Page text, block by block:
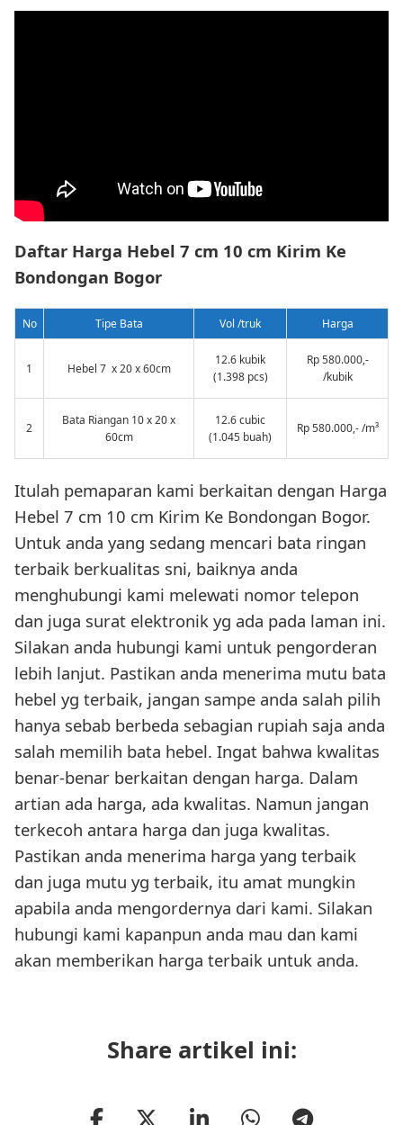
Daftar Harga Hebel 7 cm 10 cm Kirim Ke
Bondongan Bogor
No Tipe Bata Vol /truk Harga
1 Hebel 7 x 20 x 60cm
12.6 kubik
(1.398 pcs)
Rp 580.000,-
/kubik
2
Bata Riangan 10 x 20 x
60cm
12.6 cubic
(1.045 buah)
Rp 580.000,- /m³
Itulah pemaparan kami berkaitan dengan Harga
Hebel 7 cm 10 cm Kirim Ke Bondongan Bogor.
Untuk anda yang sedang mencari bata ringan
terbaik berkualitas sni, baiknya anda
menghubungi kami melewati nomor telepon
dan juga surat elektronik yg ada pada laman ini.
Silakan anda hubungi kami untuk pengorderan
lebih lanjut. Pastikan anda menerima mutu bata
hebel yg terbaik, jangan sampe anda salah pilih
hanya sebab berbeda sebagian rupiah saja anda
salah memilih bata hebel. Ingat bahwa kwalitas
benar-benar berkaitan dengan harga. Dalam
artian ada harga, ada kwalitas. Namun jangan
terkecoh antara harga dan juga kwalitas.
Pastikan anda menerima harga yang terbaik
dan juga mutu yg terbaik, itu amat mungkin
apabila anda mengordernya dari kami. Silakan
hubungi kami kapanpun anda mau dan kami
akan memberikan harga terbaik untuk anda.
Share artikel ini: